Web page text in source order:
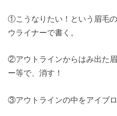
①こうなりたい！という眉毛
ウライナーで書く。
②アウトラインからはみ出た
ー等で、消す！
③アウトラインの中をアイブロ